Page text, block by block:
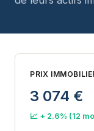
PRIX
3 074 €
📈 + 2.6% (12